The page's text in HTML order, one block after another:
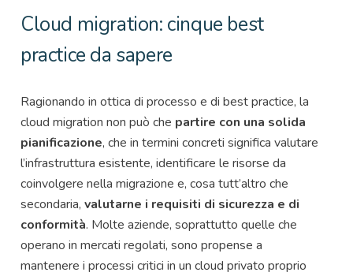
Cloud migration: cinque best
practice da sapere
Ragionando in ottica di processo e di best practice, la
cloud migration non può che partire con una solida
pianificazione, che in termini concreti significa valutare
l’infrastruttura esistente, identificare le risorse da
coinvolgere nella migrazione e, cosa tutt’altro che
secondaria, valutarne i requisiti di sicurezza e di
conformità. Molte aziende, soprattutto quelle che
operano in mercati regolati, sono propense a
mantenere i processi critici in un cloud privato proprio